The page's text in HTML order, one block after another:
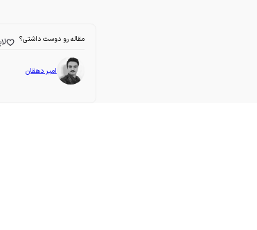
مقاله رو دوست داشتی؟
امیر دهقان